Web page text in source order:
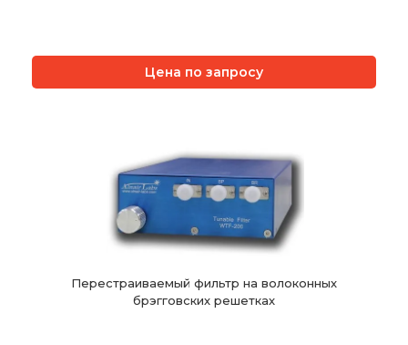
Цена по запросу
Перестраиваемый фильтр на волоконных
брэгговских решетках